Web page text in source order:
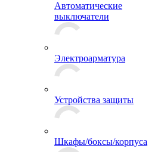
Автоматические
выключатели
Электроарматура
Устройства защиты
Шкафы/боксы/корпуса